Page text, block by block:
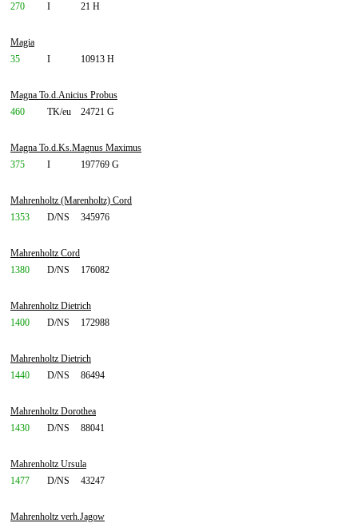
270
I 21 H
Magia
35
I 10913 H
Magna To.d.Anicius Probus
460
TK/eu 24721 G
Magna To.d.Ks.Magnus Maximus
375
I 197769 G
Mahrenholtz (Marenholtz) Cord
1353
D/NS 345976
Mahrenholtz Cord
1380
D/NS 176082
Mahrenholtz Dietrich
1400
D/NS 172988
Mahrenholtz Dietrich
1440
D/NS 86494
Mahrenholtz Dorothea
1430
D/NS 88041
Mahrenholtz Ursula
1477
D/NS 43247
Mahrenholtz verh.Jagow